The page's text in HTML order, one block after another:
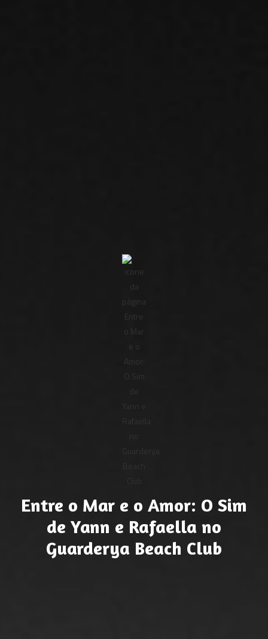
Entre o Mar e o Amor: O Sim
de Yann e Rafaella no
Guarderya Beach Club